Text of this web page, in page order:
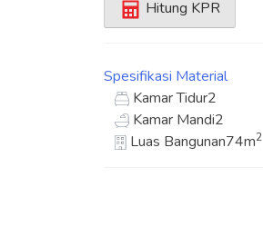
Hitung KPR
Spesifikasi Material
Kamar Tidur2
Kamar Mandi2
Luas Bangunan74m2